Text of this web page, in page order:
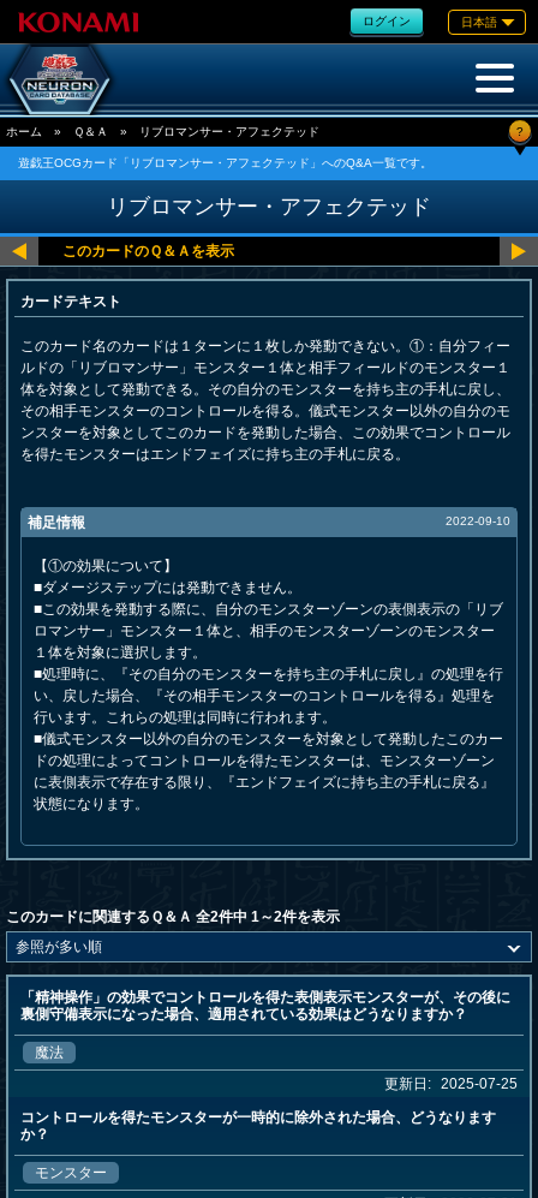
ログイン 日本語
ホーム » Ｑ＆Ａ » リブロマンサー・アフェクテッド ?
遊戯王OCGカード「リブロマンサー・アフェクテッド」へのQ&A一覧です。
リブロマンサー・アフェクテッド
カードテキスト
このカード名のカードは１ターンに１枚しか発動できない。①：自分フィー
ルドの「リブロマンサー」モンスター１体と相手フィールドのモンスター１
体を対象として発動できる。その自分のモンスターを持ち主の手札に戻し、
その相手モンスターのコントロールを得る。儀式モンスター以外の自分のモ
ンスターを対象としてこのカードを発動した場合、この効果でコントロール
を得たモンスターはエンドフェイズに持ち主の手札に戻る。
補足情報 2022-09-10
【①の効果について】
■ダメージステップには発動できません。
■この効果を発動する際に、自分のモンスターゾーンの表側表示の「リブ
ロマンサー」モンスター１体と、相手のモンスターゾーンのモンスター
１体を対象に選択します。
■処理時に、『その自分のモンスターを持ち主の手札に戻し』の処理を行
い、戻した場合、『その相手モンスターのコントロールを得る』処理を
行います。これらの処理は同時に行われます。
■儀式モンスター以外の自分のモンスターを対象として発動したこのカー
ドの処理によってコントロールを得たモンスターは、モンスターゾーン
に表側表示で存在する限り、『エンドフェイズに持ち主の手札に戻る』
状態になります。
このカードに関連するＱ＆Ａ 全2件中 1～2件を表示
「精神操作」の効果でコントロールを得た表側表示モンスターが、その後に
裏側守備表示になった場合、適用されている効果はどうなりますか？
魔法
更新日: 2025-07-25
コントロールを得たモンスターが一時的に除外された場合、どうなります
か？
モンスター